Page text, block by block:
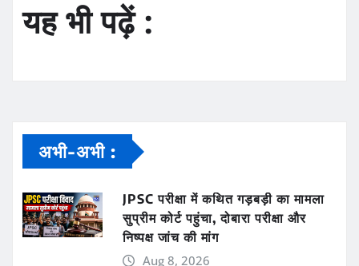
यह भी पढ़ें :
अभी-अभी :
JPSC परीक्षा में कथित गड़बड़ी का मामला
सुप्रीम कोर्ट पहुंचा, दोबारा परीक्षा और
निष्पक्ष जांच की मांग
Aug 8, 2026